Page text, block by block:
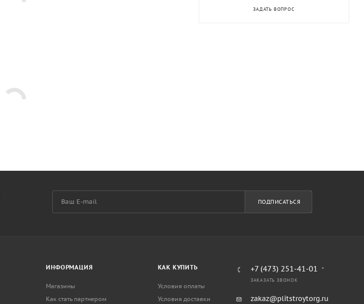
ЗАДАТЬ ВОПРОС
ПОДПИСАТЬСЯ
ИНФОРМАЦИЯ
Магазины
Как стать партнером
КАК КУПИТЬ
Условия оплаты
Условия доставки
+7 (473) 251-41-01
ЗАКАЗАТЬ ЗВОНОК
zakaz@plitstroytorg.ru